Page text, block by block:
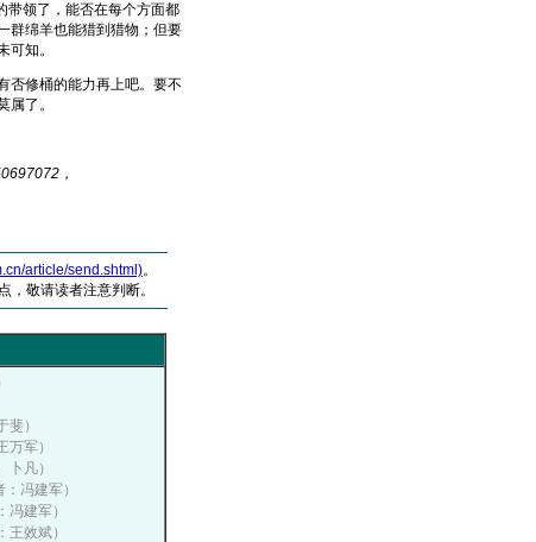
领了，能否在每个方面都
群绵羊也能猎到猎物；但要
知。
修桶的能力再上吧。要不
了。
，
article/send.shtml)。
敬请读者注意判断。
）
万军）
凡）
冯建军）
冯建军）
王效斌）